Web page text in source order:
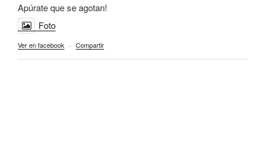
Apúrate que se agotan!
Foto
Ver en facebook · Compartir